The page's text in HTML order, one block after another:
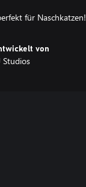
für Naschkatzen!
von
Studios